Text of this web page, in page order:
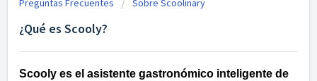
Preguntas Frecuentes Sobre Scoolinary
¿Qué es Scooly?
Scooly es el asistente gastronómico inteligente de